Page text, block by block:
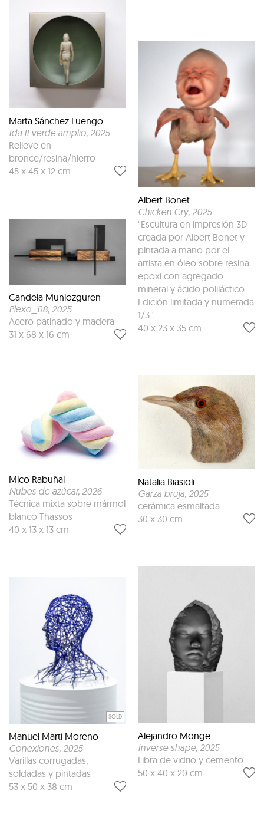
Marta Sánchez Luengo
Ida II verde amplio, 2025
Relieve en
bronce/resina/hierro
45 x 45 x 12 cm
Candela Muniozguren
Plexo_08, 2025
Acero patinado y madera
31 x 68 x 16 cm
Mico Rabuñal
Nubes de azúcar, 2026
Técnica mixta sobre mármol
blanco Thassos
40 x 13 x 13 cm
Manuel Martí Moreno
SOLD
Conexiones, 2025
Varillas corrugadas,
soldadas y pintadas
53 x 50 x 38 cm
Albert Bonet
Chicken Cry, 2025
"Escultura en impresión 3D
creada por Albert Bonet y
pintada a mano por el
artista en óleo sobre resina
epoxi con agregado
mineral y ácido poliláctico.
Edición limitada y numerada
1/3 "
40 x 23 x 35 cm
Natalia Biasioli
Garza bruja, 2025
cerámica esmaltada
30 x 30 cm
Alejandro Monge
Inverse shape, 2025
Fibra de vidrio y cemento
50 x 40 x 20 cm